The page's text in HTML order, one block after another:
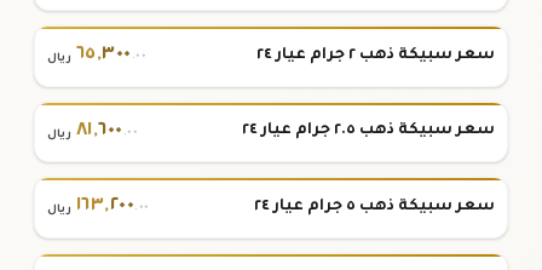
سعر سبيكة ذهب ٢ جرام عيار ٢٤ ٦٥,٣٠٠ .٠٠ ريال
سعر سبيكة ذهب ٢.٥ جرام عيار ٢٤ ٨١,٦٠٠ .٠٠ ريال
سعر سبيكة ذهب ٥ جرام عيار ٢٤ ١٦٣,٢٠٠.٠٠ ريال